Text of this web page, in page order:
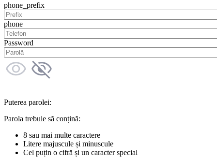
phone_prefix
phone
Password
Puterea parolei:
Parola trebuie să conțină:
8 sau mai multe caractere
Litere majuscule și minuscule
Cel puțin o cifră și un caracter special